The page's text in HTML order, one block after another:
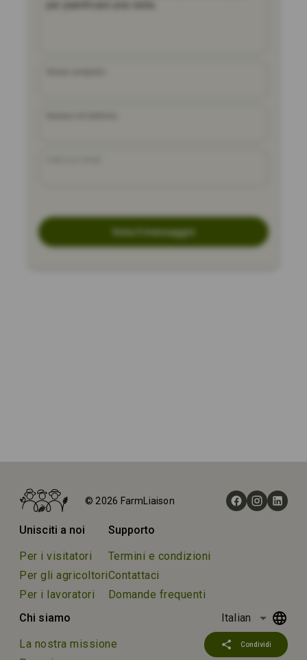
Invia il messaggio
Fattorie
Arboris LLC
© 2026 FarmLiaison
Unisciti a noi
Per i visitatori
Per gli agricoltori
Per i lavoratori
Supporto
Termini e condizioni
Contattaci
Domande frequenti
Chi siamo
La nostra missione
Italian arrow_drop_down
share Condividi